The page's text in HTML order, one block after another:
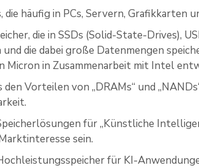
die häufig in PCs, Servern,
die in SSDs (Solid-State-Drives),
die dabei große Datenmengen
Micron in Zusammenarbeit mit Intel
Vorteilen von „DRAMs“ und
für „Künstliche
sein.
für KI-